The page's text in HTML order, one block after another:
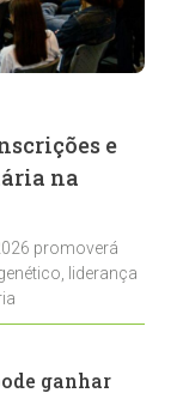
e
na
promoverá
liderança
ganhar